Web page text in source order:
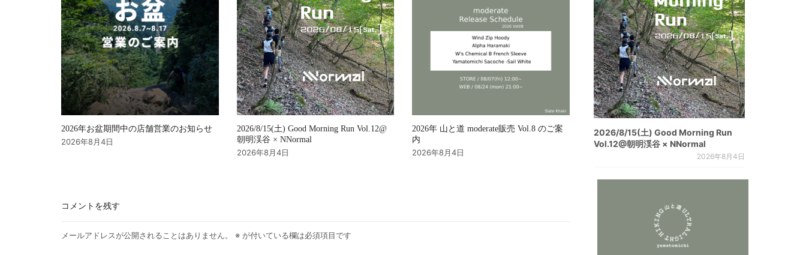
2026年お盆期間中の店舗営業のお知らせ
2026年8月4日
2026/8/15(土) Good Morning Run Vol.12@
朝明渓谷 × NNormal
2026年8月4日
2026年 山と道 moderate販売 Vol.8 のご案
内
2026年8月4日
コメントを残す
メールアドレスが公開されることはありません。 ※ が付いている欄は必須項目です
2026/8/15(土) Good Morning Run
Vol.12@朝明渓谷 × NNormal
2026年8月4日